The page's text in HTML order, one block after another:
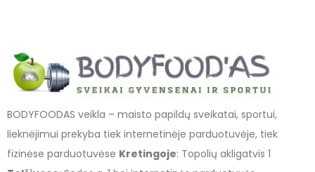
BODYFOODAS veikla – maisto papildų sveikatai, sportui,
lieknėjimui prekyba tiek internetinėje parduotuvėje, tiek
fizinėse parduotuvėse Kretingoje: Topolių akligatvis 1